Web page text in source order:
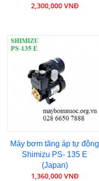
2,300,000 VNĐ
Máy bơm tăng áp tự động
Shimizu PS- 135 E
(Japan)
1,360,000 VNĐ